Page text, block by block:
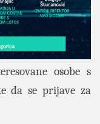
osobe s
da se prijave za